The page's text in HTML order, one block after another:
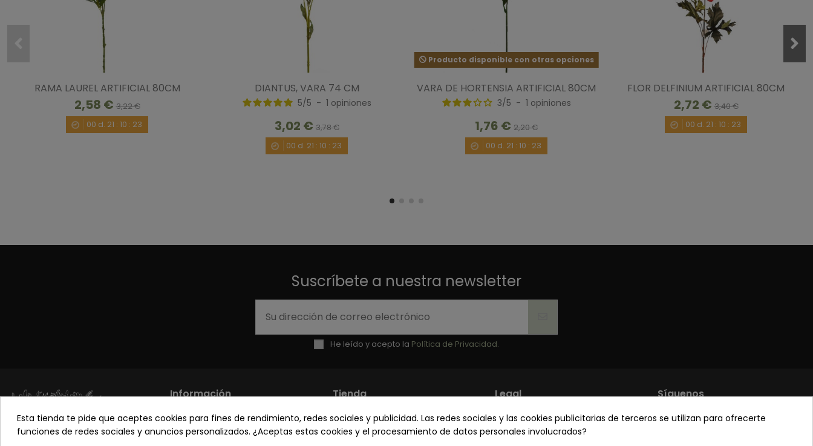
RAMA LAUREL ARTIFICIAL 80CM
2,58 €3,22 €
00 d. 21 :10 : 22
DIANTUS, VARA 74 CM
5/5 - 1 opiniones
3,02 €3,78 €
00 d. 21 :10 : 22
Producto disponible con otras opciones
VARA DE HORTENSIA ARTIFICIAL 80CM
3/5 - 1 opiniones
1,76 € 2,20 €
00 d. 21 :10 : 22
FLOR DELFINIUM ARTIFICIAL 80CM
2,72 €3,40 €
00 d. 21 :10 : 22
Suscríbete a nuestra newsletter
He leído y acepto la Política de Privacidad.
Síguenos
Información
Los más vendidos
Sobre nosotros
Tienda
Mi cuenta
Contacto
Legal
Política de privacidad
Términos y condiciones
Esta tienda te pide que aceptes cookies para fines de rendimiento, redes sociales y publicidad. Las redes sociales y las cookies publicitarias de terceros se utilizan para ofrecerte
funciones de redes sociales y anuncios personalizados. ¿Aceptas estas cookies y el procesamiento de datos personales involucrados?